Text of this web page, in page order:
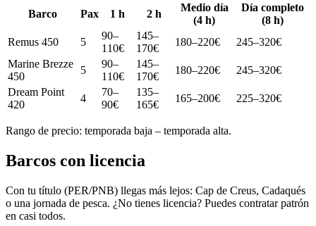
Barco Pax 1 h 2 h
Medio día
(4 h)
Día completo
(8 h)
Remus 450
5
90–
110€
145–
170€
180–220€
245–320€
Marine Brezze
450
5
90–
110€
145–
170€
180–220€
245–320€
Dream Point
420
4
70–
90€
135–
165€
165–200€ 225–320€
Rango de precio: temporada baja – temporada alta.
Barcos con licencia
Con tu título (PER/PNB) llegas más lejos: Cap de Creus, Cadaqués
o una jornada de pesca. ¿No tienes licencia? Puedes contratar patrón
en casi todos.